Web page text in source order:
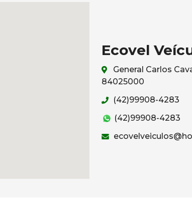
Ecovel
General Carlos
84025000
(42)99908-4283
(42)99908-4283